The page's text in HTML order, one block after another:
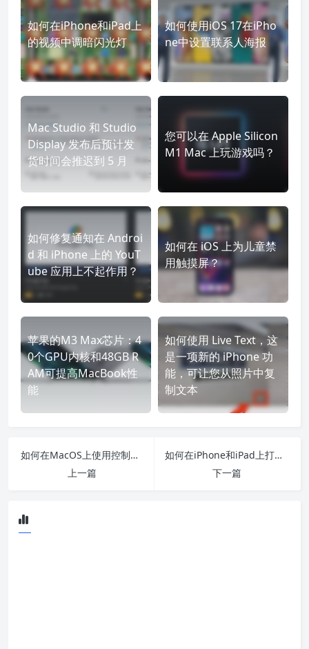
如何在iPhone和iPad上
的视频中调暗闪光灯
如何使用iOS 17在iPho
ne中设置联系人海报
Mac Studio 和 Studio
Display 发布后预计发
货时间会推迟到 5 月
您可以在 Apple Silicon
M1 Mac 上玩游戏吗？
如何修复通知在 Androi
d 和 iPhone 上的 YouT
ube 应用上不起作用？
如何在 iOS 上为儿童禁
用触摸屏？
苹果的M3 Max芯片：4
0个GPU内核和48GB R
AM可提高MacBook性
能
如何使用 Live Text，这
是一项新的 iPhone 功
能，可让您从照片中复
制文本
如何在MacOS上使用控制中心
上一篇
如何在iPhone和iPad上打开和提取RAR文件
下一篇